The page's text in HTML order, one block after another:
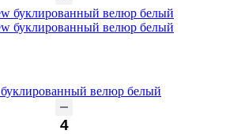
велюр белый